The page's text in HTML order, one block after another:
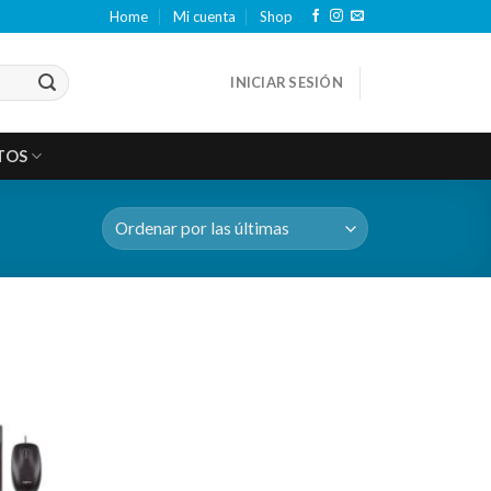
Home Mi cuenta Shop
INICIAR SESIÓN